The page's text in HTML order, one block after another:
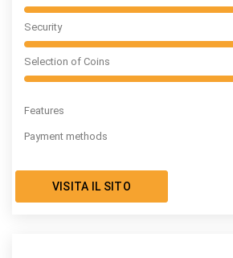
Security
Selection of Coins
Features
Payment methods
VISITA IL SITO